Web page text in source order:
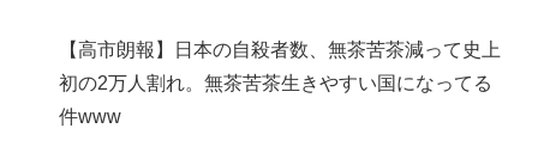
【高市朗報】日本の自殺者数、無茶苦茶減って史上
初の2万人割れ。無茶苦茶生きやすい国になってる
件www